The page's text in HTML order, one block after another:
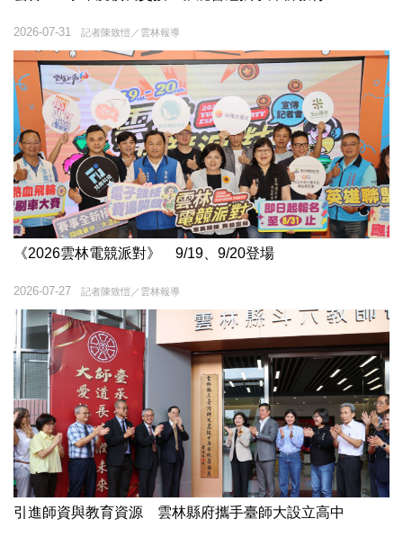
記者陳致愷／雲林報導
2026-07-31
《2026雲林電競派對》 9/19、9/20登場
記者陳致愷／雲林報導
2026-07-27
引進師資與教育資源 雲林縣府攜手臺師大設立高中